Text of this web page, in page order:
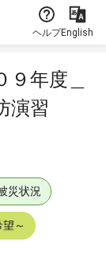
ヘルプEnglish
年度＿
演習
災状況
～